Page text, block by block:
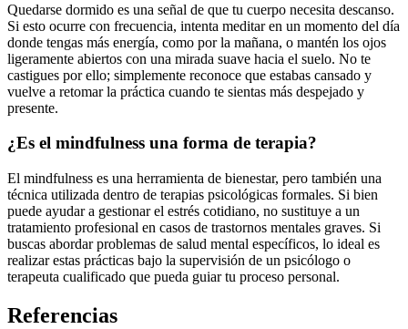
Quedarse dormido es una señal de que tu cuerpo necesita descanso.
Si esto ocurre con frecuencia, intenta meditar en un momento del día
donde tengas más energía, como por la mañana, o mantén los ojos
ligeramente abiertos con una mirada suave hacia el suelo. No te
castigues por ello; simplemente reconoce que estabas cansado y
vuelve a retomar la práctica cuando te sientas más despejado y
presente.
¿Es el mindfulness una forma de terapia?
El mindfulness es una herramienta de bienestar, pero también una
técnica utilizada dentro de terapias psicológicas formales. Si bien
puede ayudar a gestionar el estrés cotidiano, no sustituye a un
tratamiento profesional en casos de trastornos mentales graves. Si
buscas abordar problemas de salud mental específicos, lo ideal es
realizar estas prácticas bajo la supervisión de un psicólogo o
terapeuta cualificado que pueda guiar tu proceso personal.
Referencias